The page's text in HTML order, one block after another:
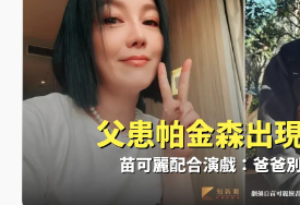
獨家｜
和欣客運總裁逝世！少東
腳鐐提前奔靈堂畫面曝
處置制度大變革！ 證交所今起
數與撮合時間
才續任就飛美國大學面試 清大